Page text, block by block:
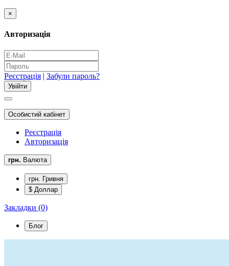
×
Авторизація
Реєстрація | Забули пароль?
Особистий кабінет
Реєстрація
Авторизація
грн. Валюта
грн. Гривня
$ Доллар
Закладки (0)
Блог